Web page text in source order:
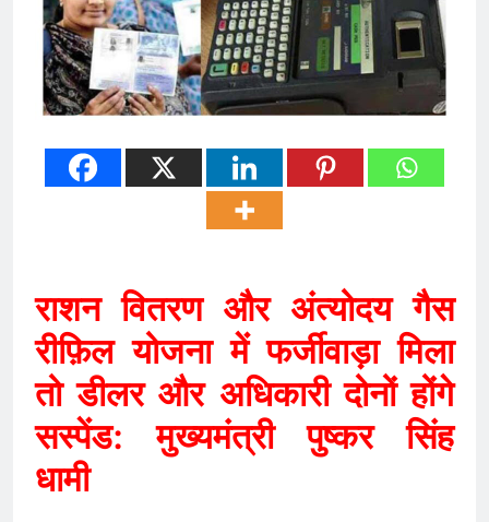
राशन वितरण और अंत्योदय गैस
रीफ़िल योजना में फर्जीवाड़ा मिला
तो डीलर और अधिकारी दोनों होंगे
सस्पेंड: मुख्यमंत्री पुष्कर सिंह
धामी